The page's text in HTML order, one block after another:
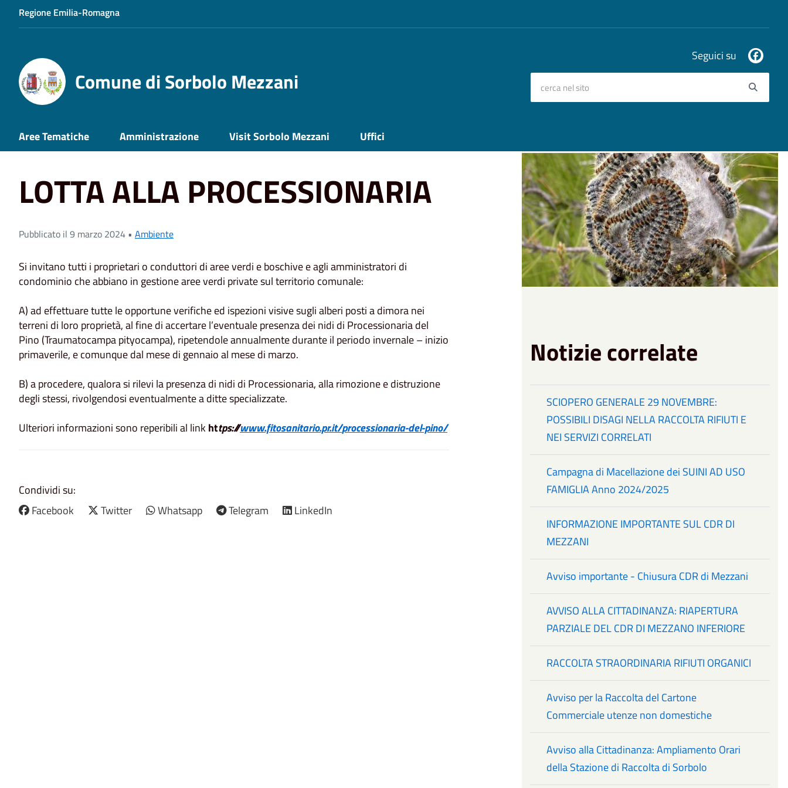
Regione Emilia-Romagna
Comune di Sorbolo Mezzani
Seguici su
Aree Tematiche Amministrazione Visit Sorbolo Mezzani Uffici
Home News LOTTA ALLA PROCESSIONARIA
LOTTA ALLA PROCESSIONARIA
Pubblicato il 9 marzo 2024 • Ambiente
Si invitano tutti i proprietari o conduttori di aree verdi e boschive e agli amministratori di
condominio che abbiano in gestione aree verdi private sul territorio comunale:
A) ad effettuare tutte le opportune verifiche ed ispezioni visive sugli alberi posti a dimora nei
terreni di loro proprietà, al fine di accertare l’eventuale presenza dei nidi di Processionaria del
Pino (Traumatocampa pityocampa), ripetendole annualmente durante il periodo invernale – inizio
primaverile, e comunque dal mese di gennaio al mese di marzo.
B) a procedere, qualora si rilevi la presenza di nidi di Processionaria, alla rimozione e distruzione
degli stessi, rivolgendosi eventualmente a ditte specializzate.
Ulteriori informazioni sono reperibili al link https://www.fitosanitario.pr.it/processionaria-del-pino/
Condividi su:
Facebook
Twitter Whatsapp Telegram LinkedIn
Notizie correlate
SCIOPERO GENERALE 29 NOVEMBRE:
POSSIBILI DISAGI NELLA RACCOLTA RIFIUTI E
NEI SERVIZI CORRELATI
Campagna di Macellazione dei SUINI AD USO
FAMIGLIA Anno 2024/2025
INFORMAZIONE IMPORTANTE SUL CDR DI
MEZZANI
Avviso importante - Chiusura CDR di Mezzani
AVVISO ALLA CITTADINANZA: RIAPERTURA
PARZIALE DEL CDR DI MEZZANO INFERIORE
RACCOLTA STRAORDINARIA RIFIUTI ORGANICI
Avviso per la Raccolta del Cartone
Commerciale utenze non domestiche
Avviso alla Cittadinanza: Ampliamento Orari
della Stazione di Raccolta di Sorbolo